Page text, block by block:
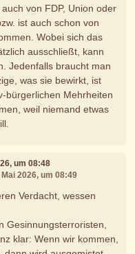
von FDP, Union oder
ist auch schon von
Wobei sich das
ausschließt, kann
Jedenfalls braucht man
was sie bewirkt, ist
bürgerlichen Mehrheiten
weil niemand etwas
um 08:48
2026, um 08:49
Verdacht, wessen
Gesinnungsterroristen,
klar: Wenn wir kommen,